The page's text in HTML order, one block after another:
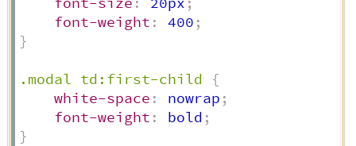
font-weight : 400 ;
}
.modal td:first-child
{
white-space : nowrap ;
font-weight : bold ;
}